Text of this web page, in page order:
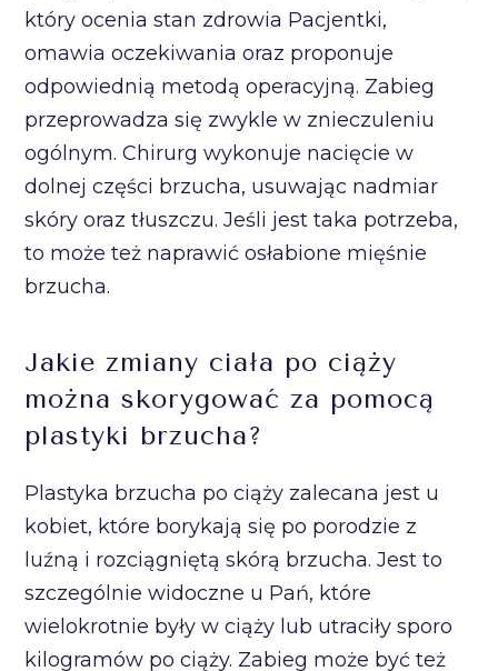
który ocenia stan zdrowia Pacjentki,
omawia oczekiwania oraz proponuje
odpowiednią metodą operacyjną. Zabieg
przeprowadza się zwykle w znieczuleniu
ogólnym. Chirurg wykonuje nacięcie w
dolnej części brzucha, usuwając nadmiar
skóry oraz tłuszczu. Jeśli jest taka potrzeba,
to może też naprawić osłabione mięśnie
brzucha.
Jakie zmiany ciała po ciąży
można skorygować za pomocą
plastyki brzucha?
Plastyka brzucha po ciąży zalecana jest u
kobiet, które borykają się po porodzie z
luźną i rozciągniętą skórą brzucha. Jest to
szczególnie widoczne u Pań, które
wielokrotnie były w ciąży lub utraciły sporo
kilogramów po ciąży. Zabieg może być też